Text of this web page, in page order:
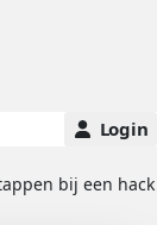
Login
bij een hack